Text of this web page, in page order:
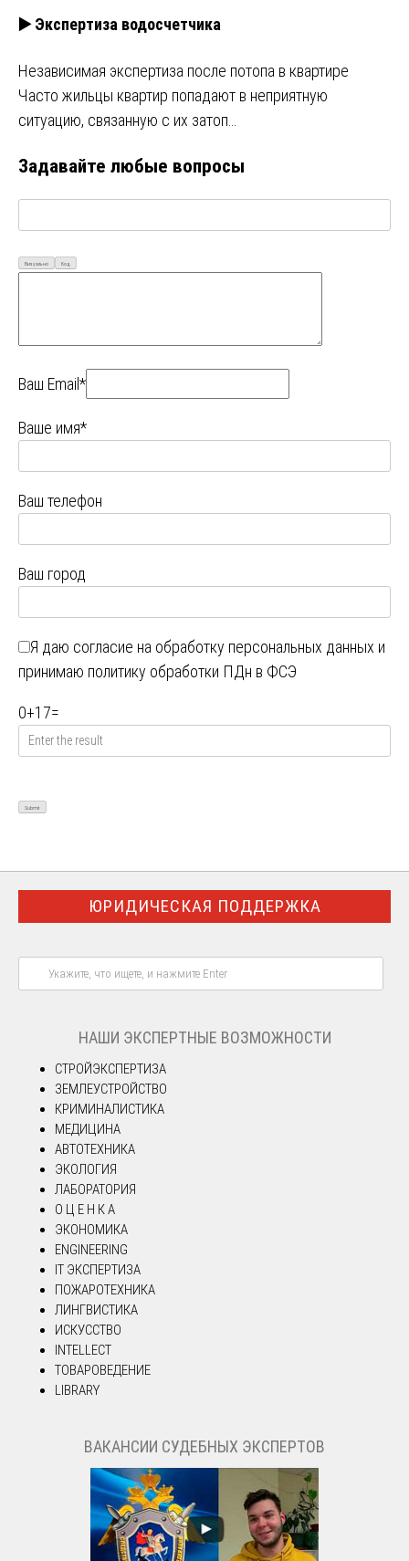
▶️ Экспертиза водосчетчика
Независимая экспертиза после потопа в квартире
Часто жильцы квартир попадают в неприятную
ситуацию, связанную с их затоп…
Задавайте любые вопросы
Визуально Код
Ваш Email*
Ваше имя*
Ваш телефон
Ваш город
Я даю согласие на обработку персональных данных и
принимаю политику обработки ПДн в ФСЭ
0+17=
ЮРИДИЧЕСКАЯ ПОДДЕРЖКА
НАШИ ЭКСПЕРТНЫЕ ВОЗМОЖНОСТИ
СТРОЙЭКСПЕРТИЗА
ЗЕМЛЕУСТРОЙСТВО
КРИМИНАЛИСТИКА
МЕДИЦИНА
АВТОТЕХНИКА
ЭКОЛОГИЯ
ЛАБОРАТОРИЯ
О Ц Е Н К А
ЭКОНОМИКА
ENGINEERING
IT ЭКСПЕРТИЗА
ПОЖАРОТЕХНИКА
ЛИНГВИСТИКА
ИСКУССТВО
INTELLECT
ТОВАРОВЕДЕНИЕ
LIBRARY
ВАКАНСИИ СУДЕБНЫХ ЭКСПЕРТОВ